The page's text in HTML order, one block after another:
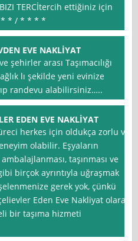
BIZI TERCİtercih ettiğiniz için
* * / * * * *
EVE NAKLİYAT
şehirler arası Taşımacılığı
lı şekilde yeni evinize
randevu alabilirsiniz…..
EDEN EVE NAKLİYAT
herkes için oldukça zorlu ve
olabilir. Eşyaların
taşınması ve
birçok ayrıntıyla uğraşmak
gerek yok, çünkü
Eden Eve Nakliyat olarak
bir taşıma hizmeti